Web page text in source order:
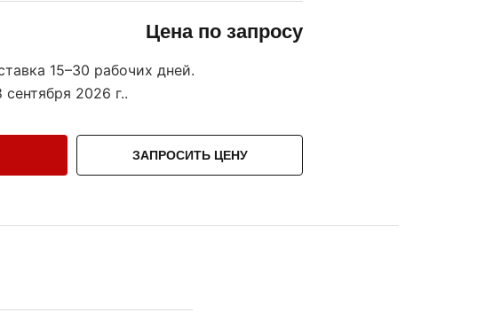
Цена по запросу
15–30 рабочих дней.
сентября 2026 г..
ЗАПРОСИТЬ ЦЕНУ